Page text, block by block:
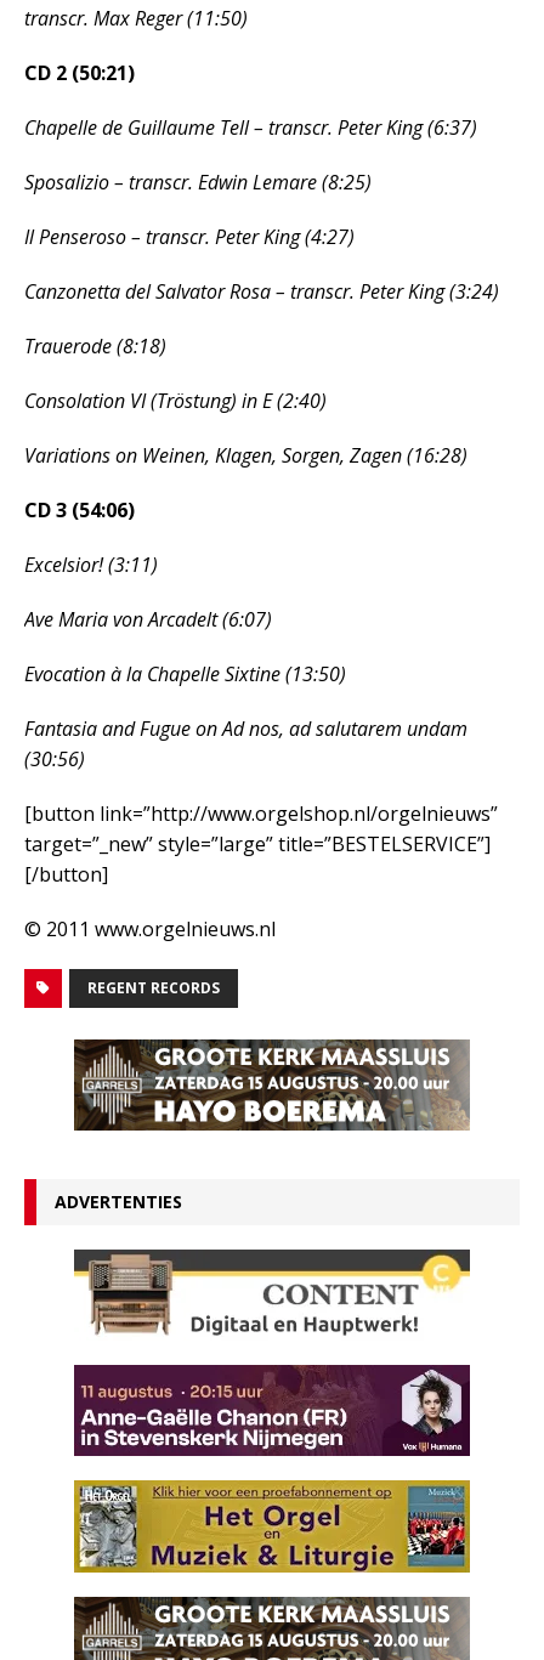
transcr. Max Reger (11:50)
CD 2 (50:21)
Chapelle de Guillaume Tell – transcr. Peter King (6:37)
Sposalizio – transcr. Edwin Lemare (8:25)
Il Penseroso – transcr. Peter King (4:27)
Canzonetta del Salvator Rosa – transcr. Peter King (3:24)
Trauerode (8:18)
Consolation VI (Tröstung) in E (2:40)
Variations on Weinen, Klagen, Sorgen, Zagen (16:28)
CD 3 (54:06)
Excelsior! (3:11)
Ave Maria von Arcadelt (6:07)
Evocation à la Chapelle Sixtine (13:50)
Fantasia and Fugue on Ad nos, ad salutarem undam
(30:56)
[button link=”http://www.orgelshop.nl/orgelnieuws”
target=”_new” style=”large” title=”BESTELSERVICE”]
[/button]
© 2011 www.orgelnieuws.nl
REGENT RECORDS
ADVERTENTIES